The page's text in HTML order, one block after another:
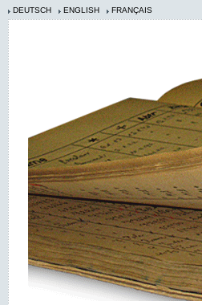
DEUTSCH ENGLISH FRANÇAIS